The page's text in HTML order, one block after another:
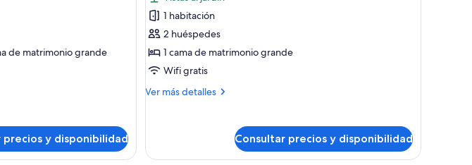
de matrimonio grande
precios y disponibilidad
de
Habitación
ejecutiva,
1
cama
de
1 habitación
2 huéspedes
1 cama de matrimonio grande
Wifi gratis
Ver más detalles
Más
1
Consultar precios y disponibilidad